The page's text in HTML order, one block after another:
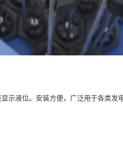
示液位。安装方便，广泛用于各类发